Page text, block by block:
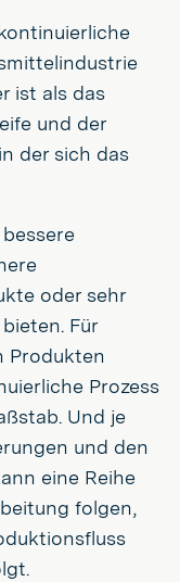
ist als das
und der
der sich das
oder sehr
Für
Produkten
Prozess
Und je
und den
eine Reihe
folgen,